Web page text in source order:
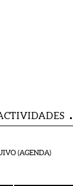
(AGENDA)